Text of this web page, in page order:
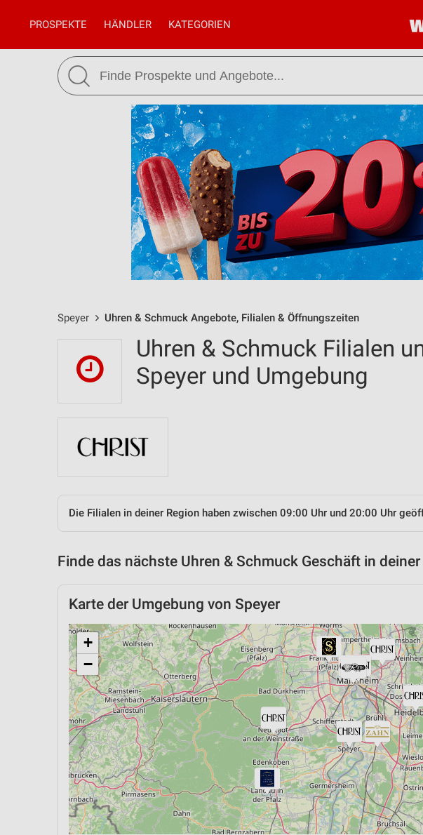
PROSPEKTE HÄNDLER KATEGORIEN
Speyer Uhren & Schmuck Angebote, Filialen & Öffnungszeiten
Uhren & Schmuck Filialen
Speyer und Umgebung
Die Filialen in deiner Region haben zwischen 09:00 Uhr und 20:00 Uhr
Finde das nächste Uhren & Schmuck Geschäft in
Karte der Umgebung von Speyer
+
−